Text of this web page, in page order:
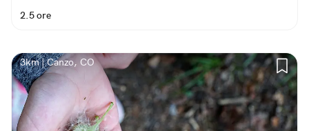
2.5 ore
3km | Canzo, CO